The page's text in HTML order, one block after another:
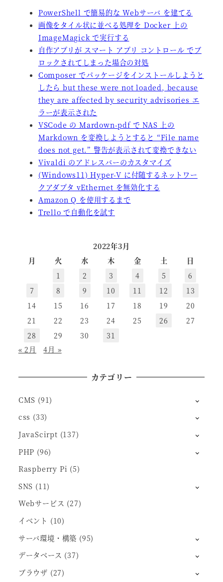
PowerShell で簡易的な Webサーバ を建てる
画像をタイル状に並べる処理を Docker 上の
ImageMagick で実行する
自作アプリが スマート アプリ コントロール でブ
ロックされてしまった場合の対処
Composer でパッケージをインストールしようと
したら but these were not loaded, because
they are affected by security advisories エ
ラーが表示された
VSCode の Mardown-pdf で NAS 上の
Markdown を変換しようとすると “File name
does not get.” 警告が表示されて変換できない
Vivaldi のアドレスバーのカスタマイズ
(Windows11) Hyper-V に付随するネットワー
クアダプタ vEthernet を無効化する
Amazon Q を使用するまで
Trello で自動化を試す
2022年3月
月
火 水 木 金 土
日
1
2 3 4 5
6
7
8 9 10 11 12
13
14
15 16 17 18 19
20
21
22 23 24 25 26
27
28
29 30
31
« 2月
4月 »
カテゴリー
CMS (91)
css (33)
JavaScirpt (137)
PHP (96)
Raspberry Pi (5)
SNS (11)
Webサービス (27)
イベント (10)
サーバ環境・構築 (95)
データベース (37)
ブラウザ (27)